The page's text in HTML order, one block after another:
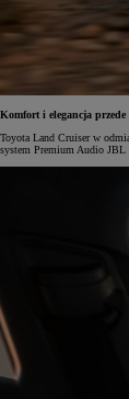
Komfort i elegancja przede
Toyota Land Cruiser w
system Premium Audio JBL